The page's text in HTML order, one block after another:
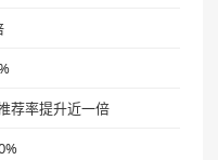
荐率提升近一倍